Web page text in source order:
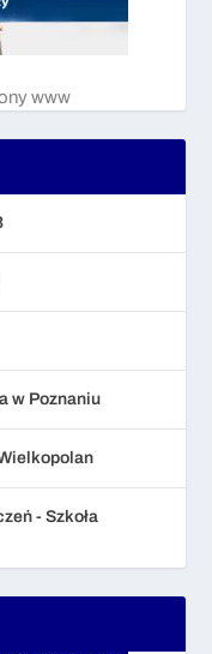
www
w Poznaniu
- Szkoła